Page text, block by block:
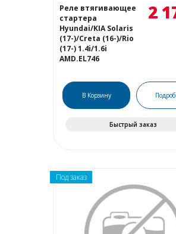
Реле втягивающее
стартера
Hyundai/KIA Solaris
(17-)/Creta (16-)/Rio
(17-) 1.4i/1.6i
AMD.EL746
2
В Корзину
Быстрый заказ
Под заказ